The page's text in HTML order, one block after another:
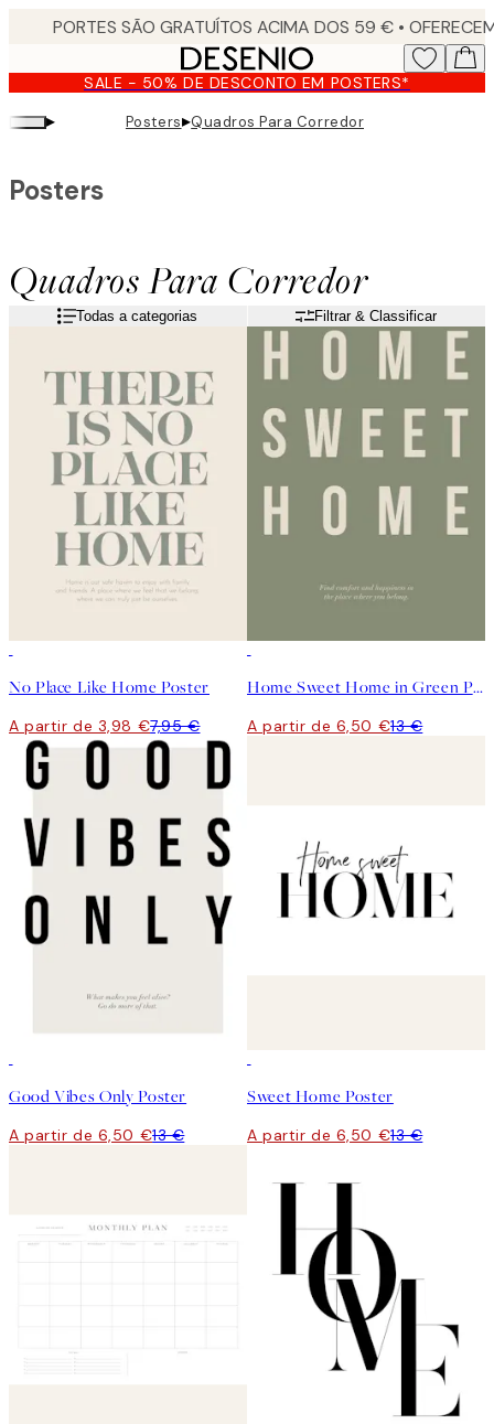
content. SALE - 50% DE DESCONTO EM POSTERS*
▸ Posters▸Quadros Para Corredor
Quadros Para Corredor
Posters
Todas a categorias Filtrar & Classificar
No Place Like Home Poster
A partir de 3,98 €7,95 €
Home Sweet Home in Green Poster
A partir de 6,50 €13 €
Good Vibes Only Poster
A partir de 6,50 €13 €
Sweet Home Poster
A partir de 6,50 €13 €